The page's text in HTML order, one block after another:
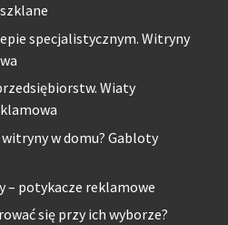
specjalistycznym. Witryny
Wiaty
w domu? Gabloty
– potykacze reklamowe
się przy ich wyborze?